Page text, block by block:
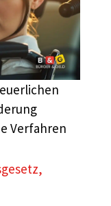
Verfahren
,